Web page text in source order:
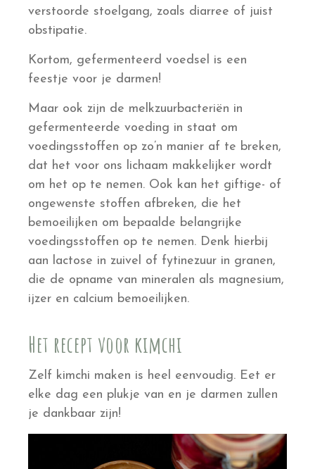
verstoorde stoelgang, zoals diarree of juist
obstipatie.
Kortom, gefermenteerd voedsel is een
feestje voor je darmen!
Maar ook zijn de melkzuurbacteriën in
gefermenteerde voeding in staat om
voedingsstoffen op zo’n manier af te breken,
dat het voor ons lichaam makkelijker wordt
om het op te nemen. Ook kan het giftige- of
ongewenste stoffen afbreken, die het
bemoeilijken om bepaalde belangrijke
voedingsstoffen op te nemen. Denk hierbij
aan lactose in zuivel of fytinezuur in granen,
die de opname van mineralen als magnesium,
ijzer en calcium bemoeilijken.
Het recept voor kimchi
Zelf kimchi maken is heel eenvoudig. Eet er
elke dag een plukje van en je darmen zullen
je dankbaar zijn!